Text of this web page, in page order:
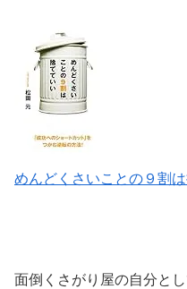
めんどくさいことの９割
面倒くさがり屋の自分と